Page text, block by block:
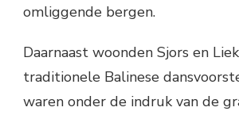
omliggende bergen.
Daarnaast woonden Sjors en
traditionele Balinese
waren onder de indruk van de